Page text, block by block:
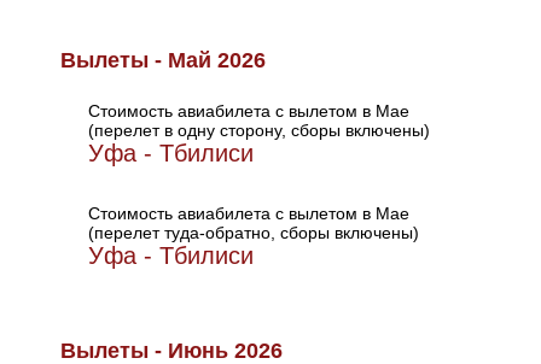
Вылеты - Май 2026
Стоимость авиабилета с вылетом в Мае
(перелет в одну сторону, сборы включены)
Уфа - Тбилиси
Стоимость авиабилета с вылетом в Мае
(перелет туда-обратно, сборы включены)
Уфа - Тбилиси
Вылеты - Июнь 2026